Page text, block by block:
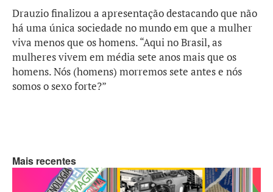
Drauzio finalizou a apresentação destacando que não
há uma única sociedade no mundo em que a mulher
viva menos que os homens. “Aqui no Brasil, as
mulheres vivem em média sete anos mais que os
homens. Nós (homens) morremos sete antes e nós
somos o sexo forte?”
Mais recentes